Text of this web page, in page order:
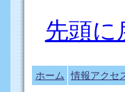
先頭に
ホーム 情報アクセ